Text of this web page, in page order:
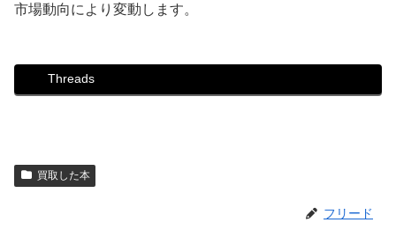
市場動向により変動します。
Threads
買取した本
フリード